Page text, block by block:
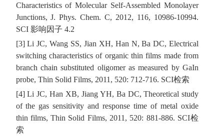
Characteristics of Molecular Self-Assembled Monolayer
Junctions, J. Phys. Chem. C, 2012, 116, 10986-10994.
SCI 影响因子 4.2
[3] Li JC, Wang SS, Jian XH, Han N, Ba DC, Electrical
switching characteristics of organic thin films made from
branch chain substituted oligomer as measured by GaIn
probe, Thin Solid Films, 2011, 520: 712-716. SCI检索
[4] Li JC, Han XB, Jiang YH, Ba DC, Theoretical study
of the gas sensitivity and response time of metal oxide
thin films, Thin Solid Films, 2011, 520: 881-886. SCI检
索